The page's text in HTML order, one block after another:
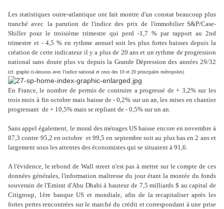
Les statistiques outre-atlantique ont fait montre d'un constat beaucoup plus
tranché avec la parution de l'indice des prix de l'immobilier S&P/Case-
Shiller pour le troisième trimestre qui perd -1,7 % par rapport au 2nd
trimestre et - 4,5 % en rythme annuel soit les plus fortes baisses depuis la
création de cette indicateur il y a plus de 20 ans et un rythme de progression
national sans doute plus vu depuis la Grande Dépression des années 29/32
(cf. graphe ci-dessous avec l'indice national et ceux des 10 et 20 principales métropoles)
En France, le nombre de permis de contruire a progressé de + 3,2% sur les
trois mois à fin octobre mais baisse de - 0,2% sur un an, les mises en chantier
progressant de + 10,5% mais se repliant de - 0,5% sur un an.
Sans appel également, le moral des ménages US baisse encore en novembre à
87,3 contre 95,2 en octobre et 99,5 en septembre soit au plus bas en 2 ans et
largement sous les attentes des économistes qui se situaient à 91,6.
A l'évidence, le rebond de Wall street n'est pas à mettre sur le compte de ces
données générales, l'information maîtresse du jour étant la montée du fonds
souverain de l'Emirat d'Abu Dhabi à hauteur de 7,5 milliards $ au capital de
Citigroup, 1ère banque US et mondiale, afin de la recapitaliser après les
fortes pertes rencontrées sur le marché du crédit et correspondant à une prise